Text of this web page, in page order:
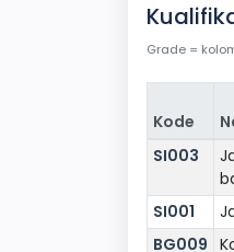
Grade =
Kode
SI003
SI001
BG009